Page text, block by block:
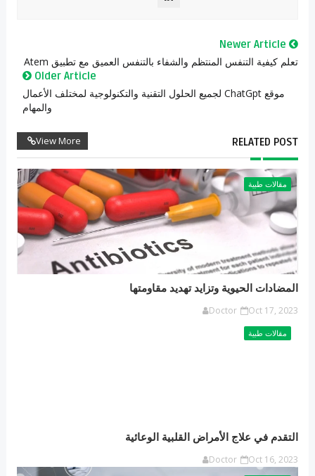
Newer Article
تعلم كيفية التنفس المنتظم والشفاء بالتنفس العميق مع تطبيق Atem
Older Article
موقع ChatGpt لجميع الحلول التقنية والتكنولوجية لمختلف الأعمال
والمهام
RELATED POST
View More
مقالات طبية
المضادات الحيوية وتزايد تهديد مقاومتها
Doctor Oct 17, 2023
مقالات طبية
التقدم في علاج الأمراض القلبية الوعائية
Doctor Oct 16, 2023